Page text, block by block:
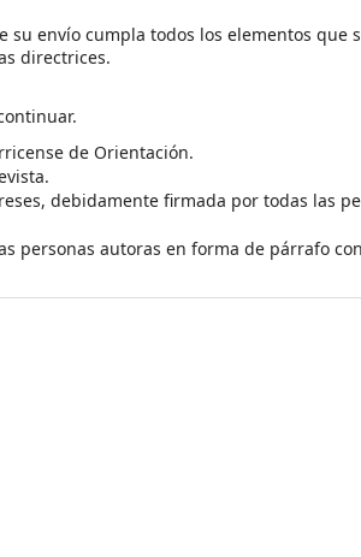
envío cumpla todos los elementos que
directrices.
de Orientación.
debidamente firmada por todas las
personas autoras en forma de párrafo